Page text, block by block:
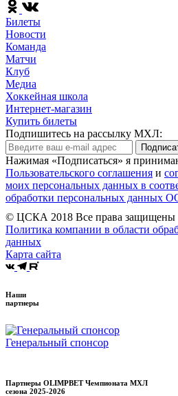
Билеты
Новости
Команда
Матчи
Клуб
Медиа
Хоккейная школа
Интернет-магазин
Купить билеты
Подпишитесь на рассылку МХЛ:
Нажимая «Подписаться» я
Пользовательского соглашения и
моих персональных данных в
обработки персональных данных
© ЦСКА 2018 Все права защищены
Политика компании в области
данных
Карта сайта
Наши
партнеры
Генеральный спонсор
Партнеры OLIMPBET Чемпионата МХЛ
сезона 2025-2026